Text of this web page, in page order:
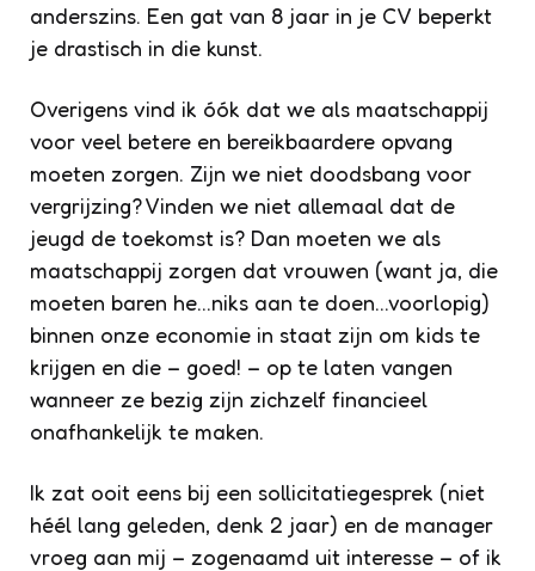
anderszins. Een gat van 8 jaar in je CV beperkt
je drastisch in die kunst.
Overigens vind ik óók dat we als maatschappij
voor veel betere en bereikbaardere opvang
moeten zorgen. Zijn we niet doodsbang voor
vergrijzing? Vinden we niet allemaal dat de
jeugd de toekomst is? Dan moeten we als
maatschappij zorgen dat vrouwen (want ja, die
moeten baren he…niks aan te doen…voorlopig)
binnen onze economie in staat zijn om kids te
krijgen en die – goed! – op te laten vangen
wanneer ze bezig zijn zichzelf financieel
onafhankelijk te maken.
Ik zat ooit eens bij een sollicitatiegesprek (niet
héél lang geleden, denk 2 jaar) en de manager
vroeg aan mij – zogenaamd uit interesse – of ik